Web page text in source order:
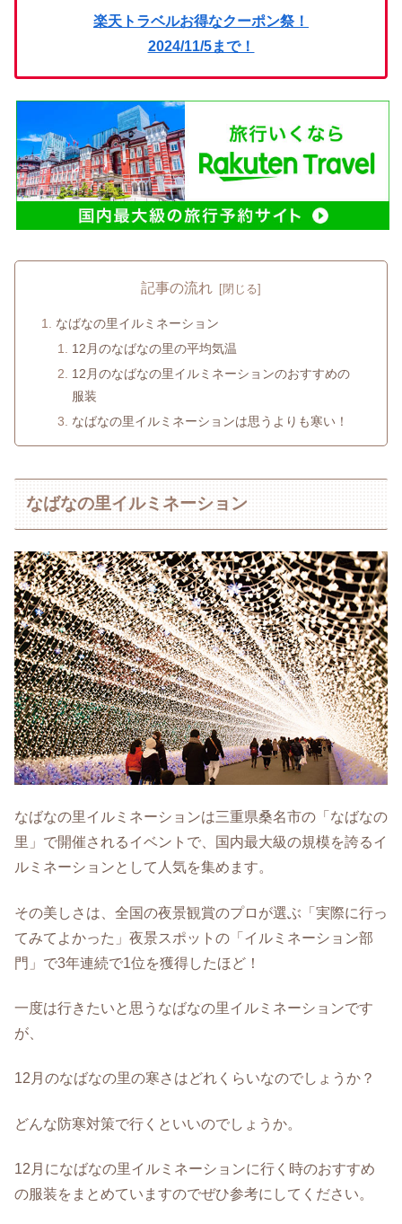
楽天トラベルお得なクーポン祭！
2024/11/5まで！
記事の流れ
なばなの里イルミネーション
12月のなばなの里の平均気温
12月のなばなの里イルミネーションのおすすめの
服装
なばなの里イルミネーションは思うよりも寒い！
なばなの里イルミネーション
なばなの里イルミネーションは三重県桑名市の「なばなの
里」で開催されるイベントで、国内最大級の規模を誇るイ
ルミネーションとして人気を集めます。
その美しさは、全国の夜景観賞のプロが選ぶ「実際に行っ
てみてよかった」夜景スポットの「イルミネーション部
門」で3年連続で1位を獲得したほど！
一度は行きたいと思うなばなの里イルミネーションです
が、
12月のなばなの里の寒さはどれくらいなのでしょうか？
どんな防寒対策で行くといいのでしょうか。
12月になばなの里イルミネーションに行く時のおすすめ
の服装をまとめていますのでぜひ参考にしてください。